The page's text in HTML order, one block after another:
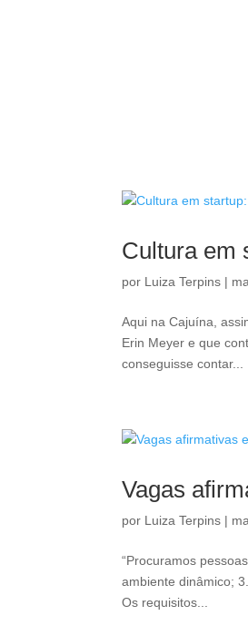
Cultura em
por Luiza Terpins |
Aqui na Cajuína,
Erin Meyer e que
conseguisse contar...
Vagas
por Luiza Terpins |
“Procuramos
ambiente dinâmico;
Os requisitos...